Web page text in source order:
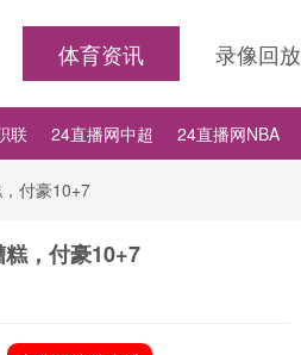
体育资讯 录像回放
联 24直播网中超 24直播网NBA
24直播网中甲
付豪10+7
，付豪10+7